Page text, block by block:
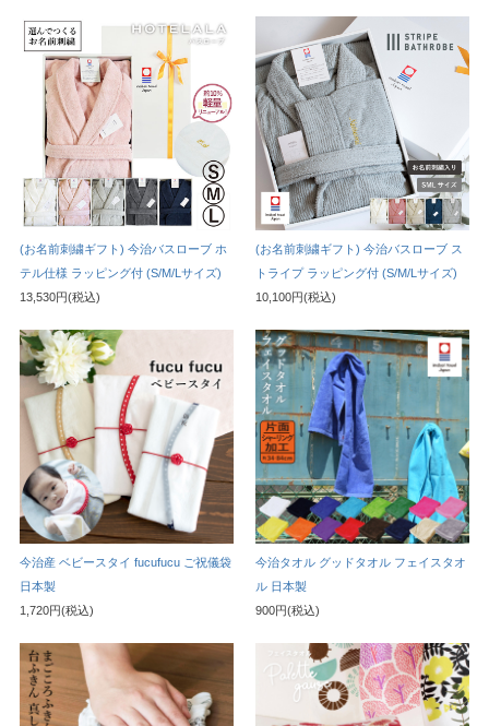
(お名前刺繍ギフト) 今治バスローブ ホ
テル仕様 ラッピング付 (S/M/Lサイズ)
13,530円(税込)
(お名前刺繍ギフト) 今治バスローブ ス
トライプ ラッピング付 (S/M/Lサイズ)
10,100円(税込)
今治産 ベビースタイ fucufucu ご祝儀袋
日本製
1,720円(税込)
今治タオル グッドタオル フェイスタオ
ル 日本製
900円(税込)